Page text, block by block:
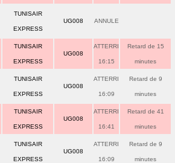
TUNISAIR
EXPRESS
UG008 ANNULE
TUNISAIR
EXPRESS
UG008
ATTERRI
16:15
Retard de 15
minutes
TUNISAIR
EXPRESS
UG008
ATTERRI
16:09
Retard de 9
minutes
TUNISAIR
EXPRESS
UG008
ATTERRI
16:41
Retard de 41
minutes
TUNISAIR
EXPRESS
UG008
ATTERRI
16:09
Retard de 9
minutes